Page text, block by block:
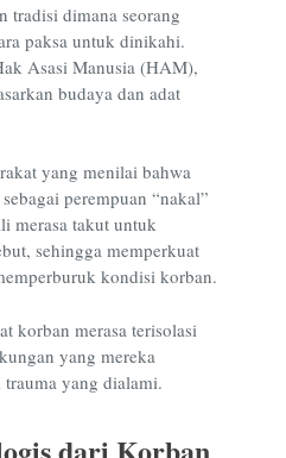
tradisi dimana seorang
paksa untuk dinikahi.
Asasi Manusia (HAM),
budaya dan adat
yang menilai bahwa
perempuan “nakal”
merasa takut untuk
sehingga memperkuat
kondisi korban.
korban merasa terisolasi
yang mereka
yang dialami.